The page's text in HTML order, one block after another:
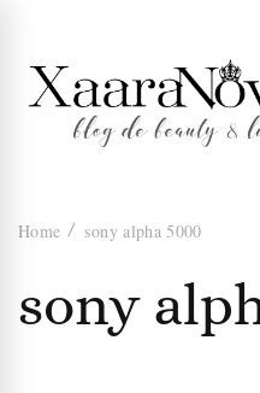
Xaara
Home sony alpha 5000
sony